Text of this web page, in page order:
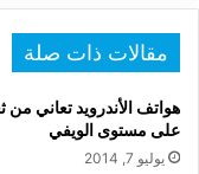
مقالات ذات صلة
هواتف الأندرويد تعاني من
على مستوى الويفي
يوليو 7, 2014